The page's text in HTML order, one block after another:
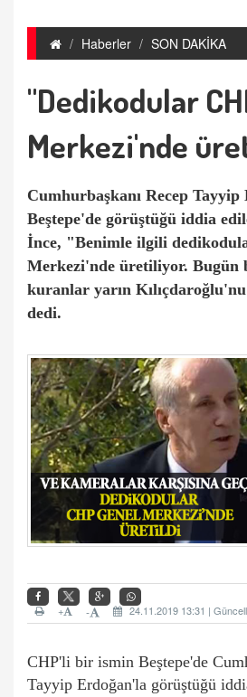
Haberler SON DAKİKA
"Dedikodular
Merkezi'nde
Cumhurbaşkanı Recep
Beştepe'de görüştüğü iddia
İnce, "Benimle ilgili
Merkezi'nde üretiliyor. Bugün
kuranlar yarın
dedi.
24.11.2019 13:31 |
-
+
CHP'li bir ismin Beştepe'de
Tayyip Erdoğan'la görüştüğü